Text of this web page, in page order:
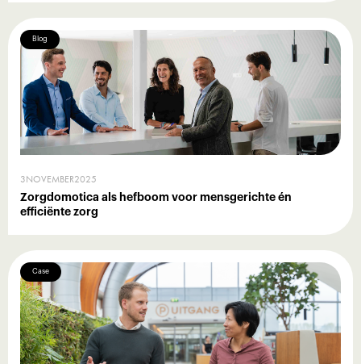
Blog
3NOVEMBER2025
Zorgdomotica als hefboom voor mensgerichte én
efficiënte zorg
Case